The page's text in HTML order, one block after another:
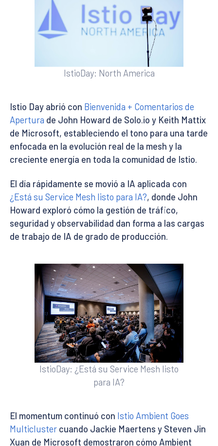
IstioDay: North America
Istio Day abrió con Bienvenida + Comentarios de
Apertura de John Howard de Solo.io y Keith Mattix
de Microsoft, estableciendo el tono para una tarde
enfocada en la evolución real de la mesh y la
creciente energía en toda la comunidad de Istio.
El día rápidamente se movió a IA aplicada con
¿Está su Service Mesh listo para IA?, donde John
Howard exploró cómo la gestión de tráfico,
seguridad y observabilidad dan forma a las cargas
de trabajo de IA de grado de producción.
IstioDay: ¿Está su Service Mesh listo
para IA?
El momentum continuó con Istio Ambient Goes
Multicluster cuando Jackie Maertens y Steven Jin
Xuan de Microsoft demostraron cómo Ambient